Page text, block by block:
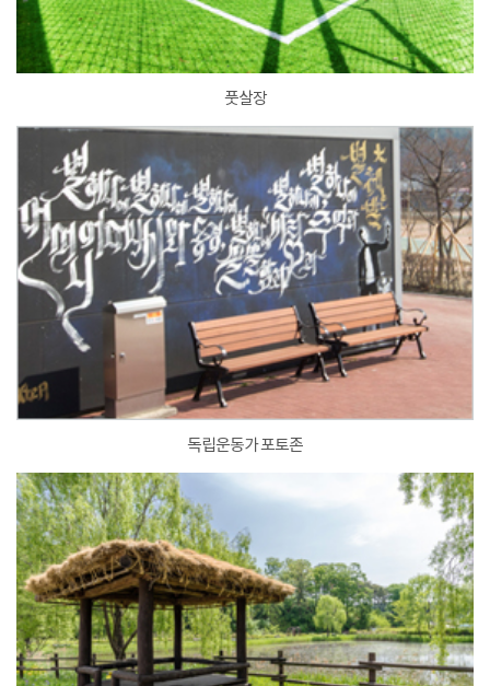
풋살장
독립운동가 포토존